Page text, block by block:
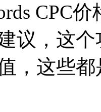
CPC
议，这
，这些